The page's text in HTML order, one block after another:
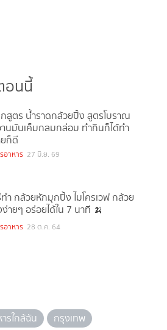
อนนี้
สูตร น้ำราดกล้วยปิ้ง สูตรโบราณ
นมันเค็มกลมกล่อม ทำกินก็ได้ทำ
ก็ดี
อาหาร 27 มิ.ย. 69
ำ กล้วยหักมุกปิ้ง ไมโครเวฟ กล้วย
ายๆ อร่อยได้ใน 7 นาที 🍌
อาหาร 28 ต.ค. 64
รใกล้ฉัน
กรุงเทพ